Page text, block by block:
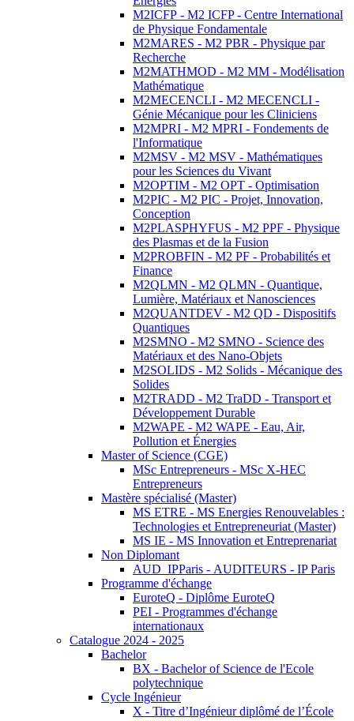
M2ICFP - M2 ICFP - Centre International
de Physique Fondamentale
M2MARES - M2 PBR - Physique par
Recherche
M2MATHMOD - M2 MM - Modélisation
Mathématique
M2MECENCLI - M2 MECENCLI -
Génie Mécanique pour les Cliniciens
M2MPRI - M2 MPRI - Fondements de
l'Informatique
M2MSV - M2 MSV - Mathématiques
pour les Sciences du Vivant
M2OPTIM - M2 OPT - Optimisation
M2PIC - M2 PIC - Projet, Innovation,
Conception
M2PLASPHYFUS - M2 PPF - Physique
des Plasmas et de la Fusion
M2PROBFIN - M2 PF - Probabilités et
Finance
M2QLMN - M2 QLMN - Quantique,
Lumière, Matériaux et Nanosciences
M2QUANTDEV - M2 QD - Dispositifs
Quantiques
M2SMNO - M2 SMNO - Science des
Matériaux et des Nano-Objets
M2SOLIDS - M2 Solids - Mécanique des
Solides
M2TRADD - M2 TraDD - Transport et
Développement Durable
M2WAPE - M2 WAPE - Eau, Air,
Pollution et Énergies
Master of Science (CGE)
MSc Entrepreneurs - MSc X-HEC
Entrepreneurs
Mastère spécialisé (Master)
MS ETRE - MS Energies Renouvelables :
Technologies et Entrepreneuriat (Master)
MS IE - MS Innovation et Entreprenariat
Non Diplomant
AUD_IPParis - AUDITEURS - IP Paris
Programme d'échange
EuroteQ - Diplôme EuroteQ
PEI - Programmes d'échange
internationaux
Catalogue 2024 - 2025
Bachelor
BX - Bachelor of Science de l'Ecole
polytechnique
Cycle Ingénieur
X - Titre d’Ingénieur diplômé de l’École